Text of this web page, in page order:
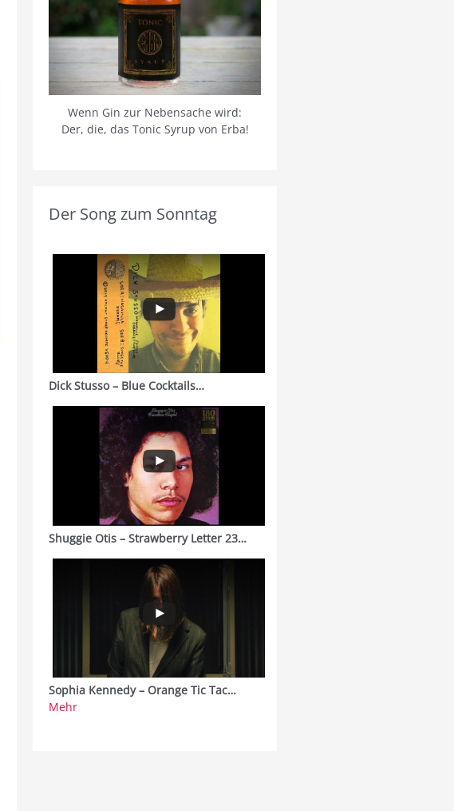
Wenn Gin zur Nebensache wird:
Der, die, das Tonic Syrup von Erba!
Der Song zum Sonntag
Dick Stusso – Blue Cocktails…
Shuggie Otis – Strawberry Letter 23…
Sophia Kennedy – Orange Tic Tac…
Mehr